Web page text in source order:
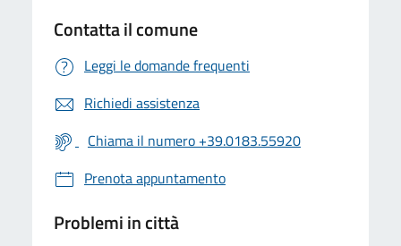
Contatta il comune
Leggi le domande frequenti
Richiedi assistenza
Chiama il numero +39.0183.55920
Prenota appuntamento
Problemi in città